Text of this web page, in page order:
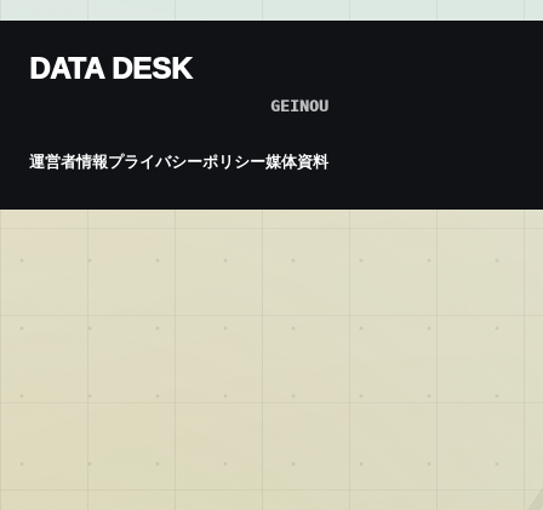
DATA DESK
GEINOU
運営者情報プライバシーポリシー媒体資料